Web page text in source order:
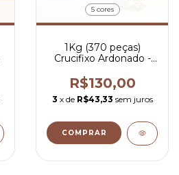
5 cores
1Kg (370 peças)
Crucifixo Ardonado -
R$130,00
3 x de R$43,33 sem juros
COMPRAR